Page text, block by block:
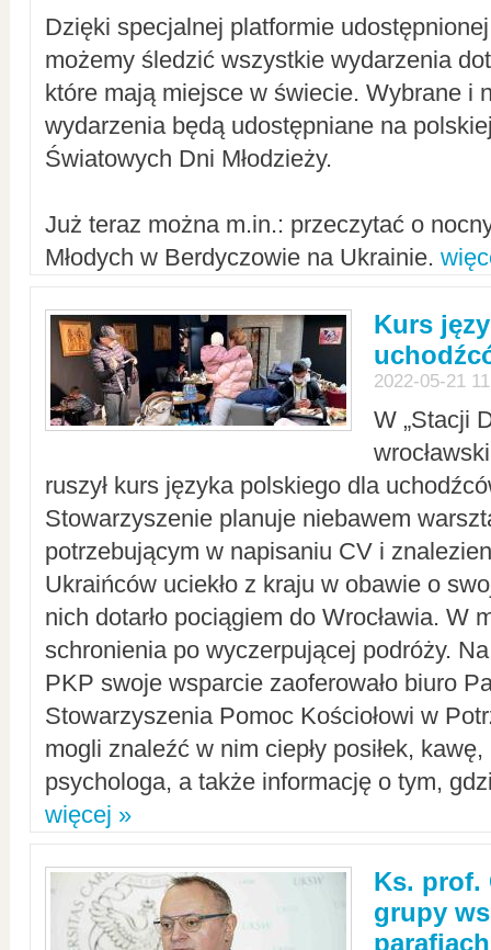
Dzięki specjalnej platformie
możemy śledzić wszystkie wydarzenia
które mają miejsce w świecie. Wybrane i
wydarzenia będą udostępniane na
Światowych Dni Młodzieży.
Już teraz można m.in.: przeczytać o
Młodych w Berdyczowie na Ukrainie.
Kurs
2022-05-21
W „Stacji
ruszył kurs języka polskiego dla
Stowarzyszenie planuje niebawem
potrzebującym w napisaniu CV i
Ukraińców uciekło z kraju w obawie o
nich dotarło pociągiem do Wrocławia. W
schronienia po wyczerpującej podróży.
PKP swoje wsparcie zaoferowało biuro
Stowarzyszenia Pomoc Kościołowi w
mogli znaleźć w nim ciepły posiłek,
psychologa, a także informację o tym,
więcej »
Ks. prof.
grupy
parafiach